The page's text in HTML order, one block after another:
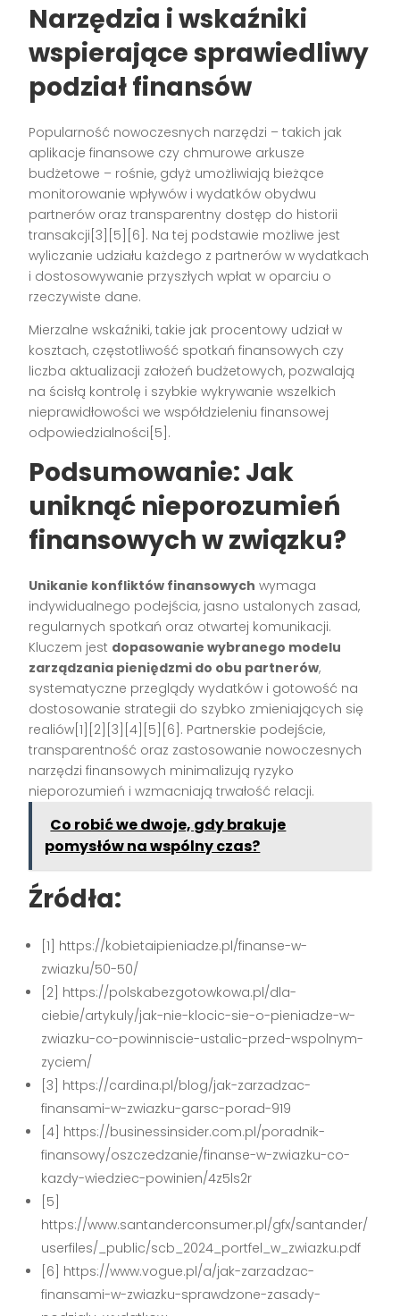
Narzędzia i wskaźniki
wspierające sprawiedliwy
podział finansów
Popularność nowoczesnych narzędzi – takich jak
aplikacje finansowe czy chmurowe arkusze
budżetowe – rośnie, gdyż umożliwiają bieżące
monitorowanie wpływów i wydatków obydwu
partnerów oraz transparentny dostęp do historii
transakcji[3][5][6]. Na tej podstawie możliwe jest
wyliczanie udziału każdego z partnerów w wydatkach
i dostosowywanie przyszłych wpłat w oparciu o
rzeczywiste dane.
Mierzalne wskaźniki, takie jak procentowy udział w
kosztach, częstotliwość spotkań finansowych czy
liczba aktualizacji założeń budżetowych, pozwalają
na ścisłą kontrolę i szybkie wykrywanie wszelkich
nieprawidłowości we współdzieleniu finansowej
odpowiedzialności[5].
Podsumowanie: Jak
uniknąć nieporozumień
finansowych w związku?
Unikanie konfliktów finansowych wymaga
indywidualnego podejścia, jasno ustalonych zasad,
regularnych spotkań oraz otwartej komunikacji.
Kluczem jest dopasowanie wybranego modelu
zarządzania pieniędzmi do obu partnerów,
systematyczne przeglądy wydatków i gotowość na
dostosowanie strategii do szybko zmieniających się
realiów[1][2][3][4][5][6]. Partnerskie podejście,
transparentność oraz zastosowanie nowoczesnych
narzędzi finansowych minimalizują ryzyko
nieporozumień i wzmacniają trwałość relacji.
Co robić we dwoje, gdy brakuje
pomysłów na wspólny czas?
Źródła:
[1] https://kobietaipieniadze.pl/finanse-w-
zwiazku/50-50/
[2] https://polskabezgotowkowa.pl/dla-
ciebie/artykuly/jak-nie-klocic-sie-o-pieniadze-w-
zwiazku-co-powinniscie-ustalic-przed-wspolnym-
zyciem/
[3] https://cardina.pl/blog/jak-zarzadzac-
finansami-w-zwiazku-garsc-porad-919
[4] https://businessinsider.com.pl/poradnik-
finansowy/oszczedzanie/finanse-w-zwiazku-co-
kazdy-wiedziec-powinien/4z5ls2r
[5]
https://www.santanderconsumer.pl/gfx/santander/
userfiles/_public/scb_2024_portfel_w_zwiazku.pdf
[6] https://www.vogue.pl/a/jak-zarzadzac-
finansami-w-zwiazku-sprawdzone-zasady-